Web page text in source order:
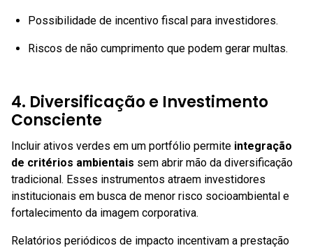
Possibilidade de incentivo fiscal para investidores.
Riscos de não cumprimento que podem gerar multas.
4. Diversificação e Investimento
Consciente
Incluir ativos verdes em um portfólio permite integração
de critérios ambientais sem abrir mão da diversificação
tradicional. Esses instrumentos atraem investidores
institucionais em busca de menor risco socioambiental e
fortalecimento da imagem corporativa.
Relatórios periódicos de impacto incentivam a prestação